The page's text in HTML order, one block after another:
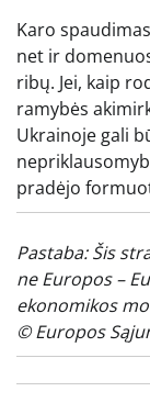
Karo
net ir
ribų. Jei, kaip
ramybės
Ukrainoje gali
pradėjo
Pastaba: Šis
ne Europos –
ekonomikos
© Europos